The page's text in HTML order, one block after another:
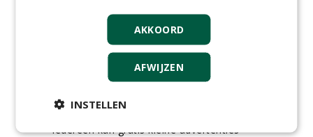
GREEN OUTLET
Iedereen kan gratis kleine advertenties
AKKOORD
AFWIJZEN
INSTELLEN